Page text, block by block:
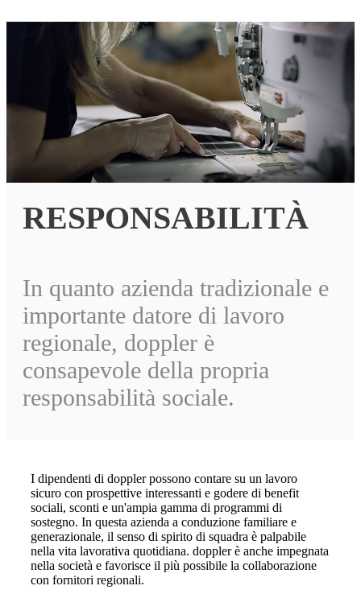
RESPONSABILITÀ
In quanto azienda tradizionale e
importante datore di lavoro
regionale, doppler è
consapevole della propria
responsabilità sociale.
I dipendenti di doppler possono contare su un lavoro
sicuro con prospettive interessanti e godere di benefit
sociali, sconti e un'ampia gamma di programmi di
sostegno. In questa azienda a conduzione familiare e
generazionale, il senso di spirito di squadra è palpabile
nella vita lavorativa quotidiana. doppler è anche impegnata
nella società e favorisce il più possibile la collaborazione
con fornitori regionali.